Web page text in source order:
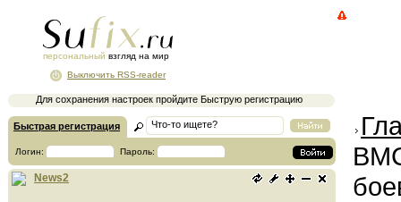
персональный взгляд на мир
Для сохранения настроек пройдите Быструю регистрацию
Выключить RSS-reader
Быстрая регистрация
Логин: Пароль:
News2